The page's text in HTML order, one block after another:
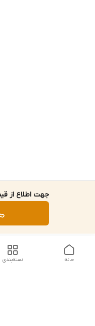
جهت اطلاع از
دسته‌بندی خانه